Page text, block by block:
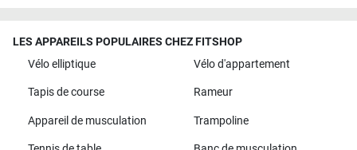
LES APPAREILS POPULAIRES CHEZ FITSHOP
Vélo elliptique
Vélo d'appartement
Tapis de course Rameur
Appareil de musculation Trampoline